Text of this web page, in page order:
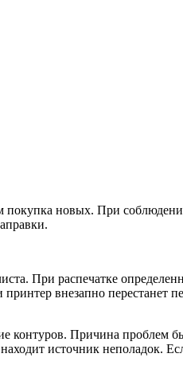
покупка новых. При
При распечатке
внезапно перестанет
контуров. Причина проблем
источник неполадок.